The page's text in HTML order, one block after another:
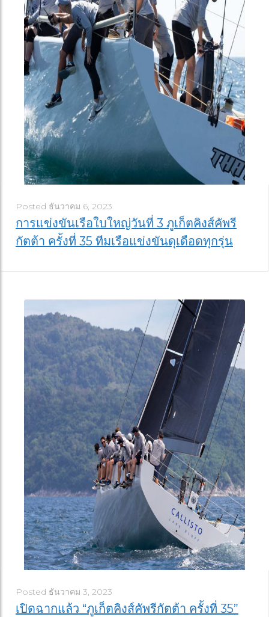
Posted ธันวาคม 6, 2023
การแข่งขันเรือใบใหญ่วันที่ 3 ภูเก็ตคิงส์คัพรี
กัตต้า ครั้งที่ 35 ทีมเรือแข่งขันดุเดือดทุกรุ่น
Posted ธันวาคม 3, 2023
เปิดฉากแล้ว “ภูเก็ตคิงส์คัพรีกัตต้า ครั้งที่ 35”